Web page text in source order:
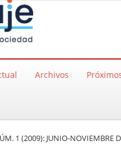
Archivos
1 (2009): JUNIO-NOVIEMBRE